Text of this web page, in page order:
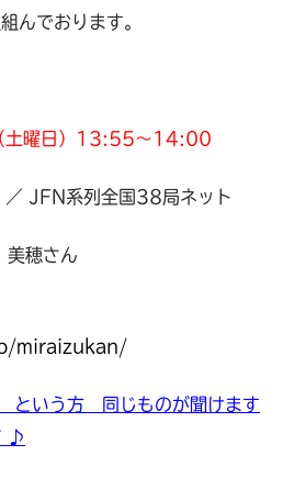
んでおります。
土曜日）13:55～14:00
JFN系列全国38局ネット
美穂さん
miraizukan/
という方 同じものが聞けます
♪